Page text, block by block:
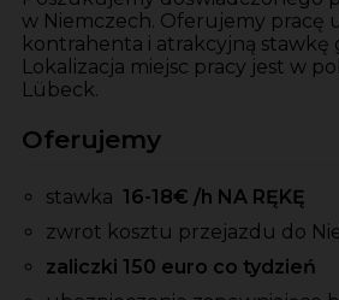
w Niemczech. Oferujemy pracę
kontrahenta i atrakcyjną stawkę
Lokalizacja miejsc pracy jest w
Lübeck.
Oferujemy
stawka 16-18€ /h NA RĘKĘ
zwrot kosztu przejazdu do
zaliczki 150 euro co tydzień